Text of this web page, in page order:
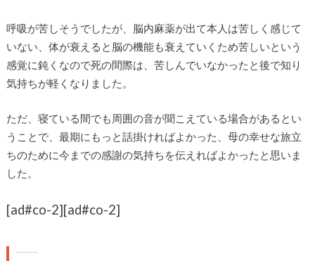
呼吸が苦しそうでしたが、脳内麻薬が出て本人は苦しく感じて
いない、体が衰えると脳の機能も衰えていくため苦しいという
感覚に鈍くなので死の間際は、苦しんでいなかったと後で知り
気持ちが軽くなりました。
ただ、寝ている間でも周囲の音が聞こえている場合があるとい
うことで、最期にもっと話掛ければよかった、母の幸せな旅立
ちのために今までの感謝の気持ちを伝えればよかったと思いま
した。
[ad#co-2][ad#co-2]